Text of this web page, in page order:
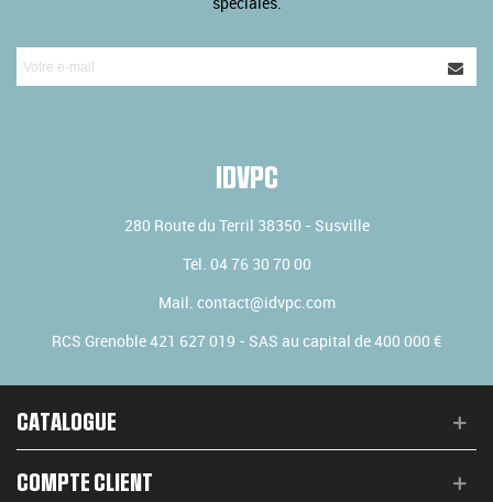
IDVPC
280 Route du Terril 38350 - Susville
Tél. 04 76 30 70 00
Mail. contact@idvpc.com
RCS Grenoble 421 627 019 - SAS au capital de 400 000 €
CATALOGUE
COMPTE CLIENT